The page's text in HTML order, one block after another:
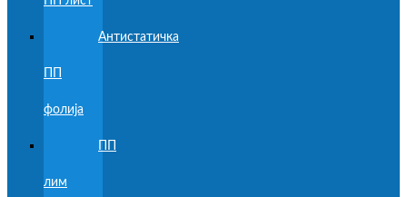
Антистатичка
фолија
лим